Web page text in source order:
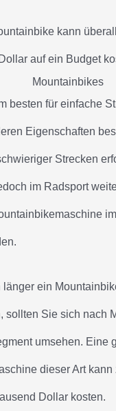
kann
auf ein Budget
besten für einfache
Eigenschaften
Strecken
im Radsport
ein
sollten Sie sich nach
umsehen. Eine
dieser Art
Dollar kosten.